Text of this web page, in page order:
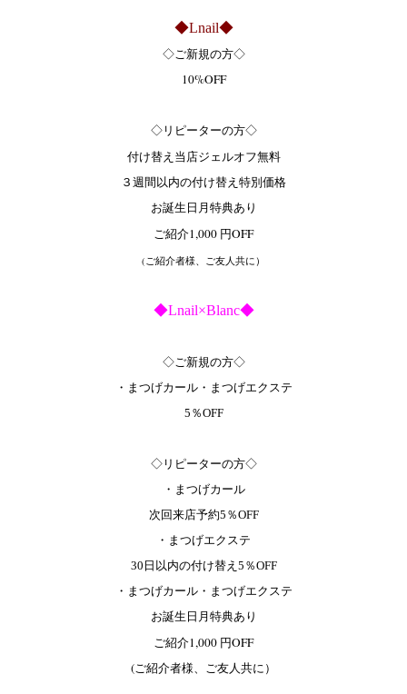
◆Lnail◆
◇ご新規の方◇
10%OFF
◇リピーターの方◇
付け替え当店ジェルオフ無料
３週間以内の付け替え特別価格
お誕生日月特典あり
ご紹介1,000 円OFF
(ご紹介者様、ご友人共に）
◆Lnail×Blanc◆
◇ご新規の方◇
・まつげカール・まつげエクステ
5％OFF
◇リピーターの方◇
・まつげカール
次回来店予約5％OFF
・まつげエクステ
30日以内の付け替え5％OFF
・まつげカール・まつげエクステ
お誕生日月特典あり
ご紹介1,000 円OFF
(ご紹介者様、ご友人共に）